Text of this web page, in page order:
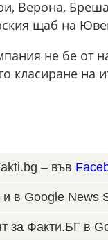
Верона,
щаб на
не бе от
класиране на
– във
и в Google News
за Факти.БГ в